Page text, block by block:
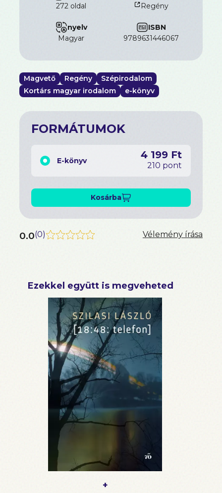
272 oldal
Regény
nyelv
magyar
ISBN
9789631446067
Magvető Regény
Szépirodalom
Kortárs magyar irodalom
e-könyv
FORMÁTUMOK
E-könyv 4 199 Ft
210 pont
Kosárba
0.0(0) Vélemény írása
Ezekkel együtt is megveheted
+